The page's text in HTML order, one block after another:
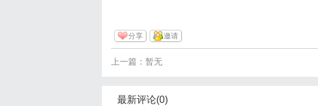
分享 邀请
上一篇：暂无
最新评论(0)